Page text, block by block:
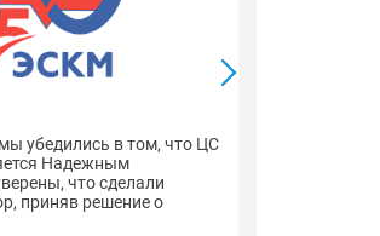
убедились в том, что ЦС
Надежным
что сделали
приняв решение о